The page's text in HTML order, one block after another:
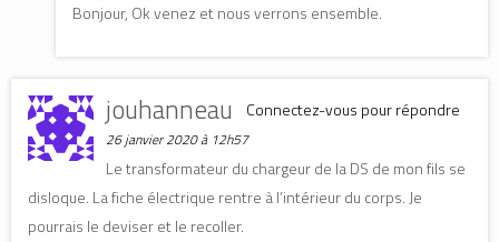
Bonjour, Ok venez et nous verrons ensemble.
Connectez-vous pour répondre
jouhanneau
26 janvier 2020 à 12h57
Le transformateur du chargeur de la DS de mon fils se
disloque. La fiche électrique rentre à l’intérieur du corps. Je
pourrais le deviser et le recoller.